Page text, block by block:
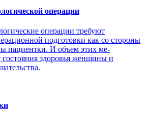
операции
операции требуют
подготовки как со стороны
пациентки. И объем этих ме­
состояния здоровья женщины и